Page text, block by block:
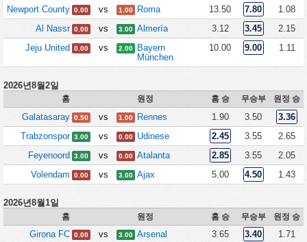
Newport County 0.00 vs 1.00 Roma 13.50 7.80
1.08
Al Nassr 0.00 vs 3.00 Almería 3.12 3.45
2.15
Jeju United 0.00 vs 2.00
Bayern
München
10.00 9.00 1.11
2026년8월2일
홈 원정 홈 승 무승부 원정 승
Galatasaray 0.50 vs 1.00 Rennes 1.90 3.50
3.36
Trabzonspor 3.00 vs 0.00 Udinese 2.45 3.55
2.65
Feyenoord
3.00 vs 0.00 Atalanta 2.85 3.55
2.05
Volendam
0.00 vs 3.00 Ajax 5.00 4.50 1.43
2026년8월1일
홈 원정 홈 승 무승부 원정 승
Girona FC 0.00 vs 3.00 Arsenal 3.65 3.40
1.71